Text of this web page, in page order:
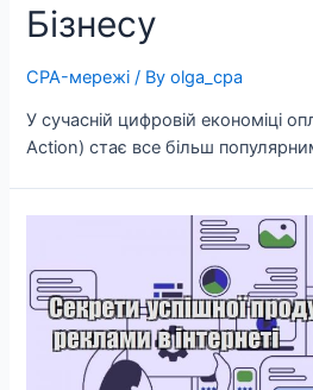
Бізнесу
CPA-мережі / Byolga_cpa
У сучасній цифровій економіці
Action) стає все більш